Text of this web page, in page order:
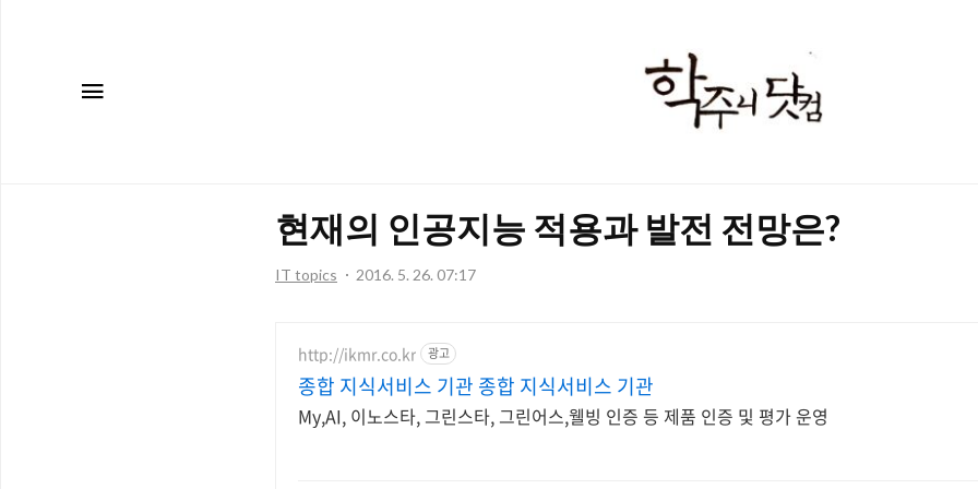
주
닷
컴
현재의 인공지능 적용과 발전 전망은?
IT topics 2016. 5. 26. 07:17
http://ikmr.co.kr 광고
종합 지식서비스 기관 종합 지식서비스 기관
My,AI, 이노스타, 그린스타, 그린어스,웰빙 인증 등 제품 인증 및 평가 운영